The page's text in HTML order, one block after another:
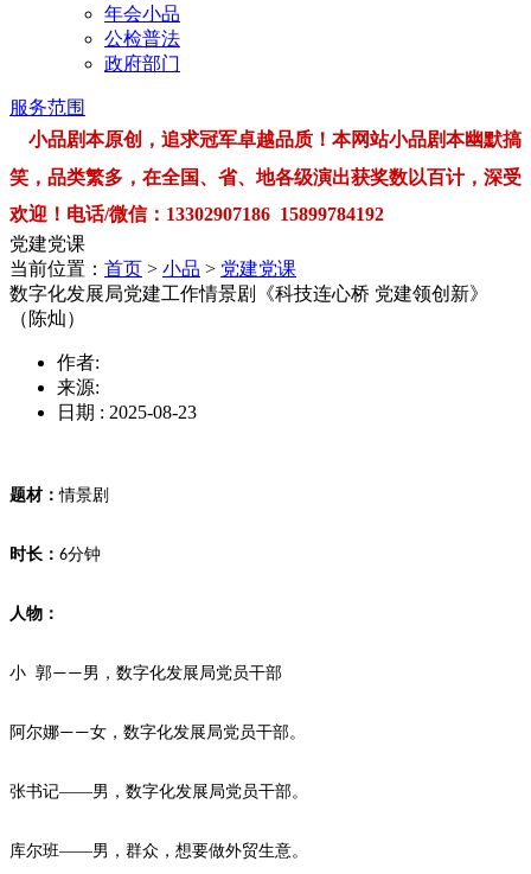
年会小品
公检普法
政府部门
服务范围
小品剧本原创，追求冠军卓越品质！本网站小品剧本幽默搞
笑，品类繁多，在全国、省、地各级演出获奖数以百计，深受
欢迎！电话/微信：13302907186 15899784192
党建党课
当前位置： 首页 > 小品 > 党建党课
数字化发展局党建工作情景剧《科技连心桥 党建领创新》
（陈灿）
作者:
来源:
日期 : 2025-08-23
题材：情景剧
时长： 6分钟
人物：
小 郭——男，数字化发展局党员干部
阿尔娜——女，数字化发展局党员干部。
张书记——男，数字化发展局党员干部。
库尔班——男，群众，想要做外贸生意。